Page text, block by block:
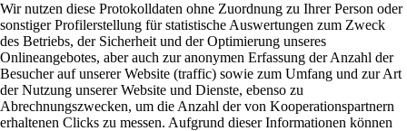
Wir nutzen diese Protokolldaten ohne Zuordnung zu Ihrer Person oder
sonstiger Profilerstellung für statistische Auswertungen zum Zweck
des Betriebs, der Sicherheit und der Optimierung unseres
Onlineangebotes, aber auch zur anonymen Erfassung der Anzahl der
Besucher auf unserer Website (traffic) sowie zum Umfang und zur Art
der Nutzung unserer Website und Dienste, ebenso zu
Abrechnungszwecken, um die Anzahl der von Kooperationspartnern
erhaltenen Clicks zu messen. Aufgrund dieser Informationen können